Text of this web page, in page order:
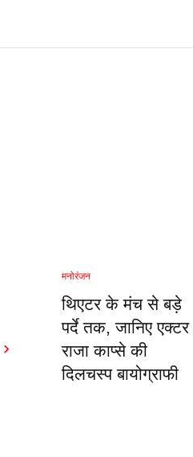
मनोरंजन
थिएटर के मंच से बड़े
पर्दे तक, जानिए एक्टर
राजा काप्से की
दिलचस्प बायोग्राफी